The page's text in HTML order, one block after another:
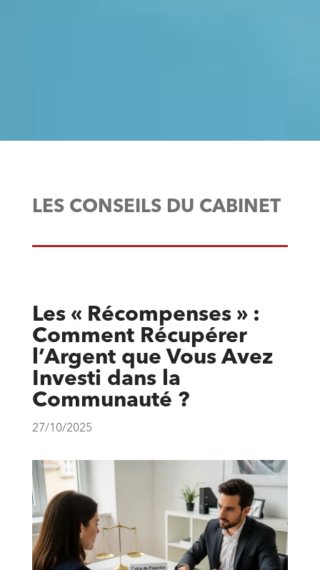
LES CONSEILS DU CABINET
Les « Récompenses » :
Comment Récupérer
l’Argent que Vous Avez
Investi dans la
Communauté ?
27/10/2025